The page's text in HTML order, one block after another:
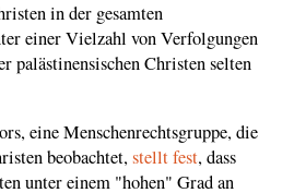
in der gesamten
einer Vielzahl von Verfolgungen
palästinensischen Christen selten
eine Menschenrechtsgruppe, die
beobachtet,stellt fest, dass
unter einem "hohen" Grad an